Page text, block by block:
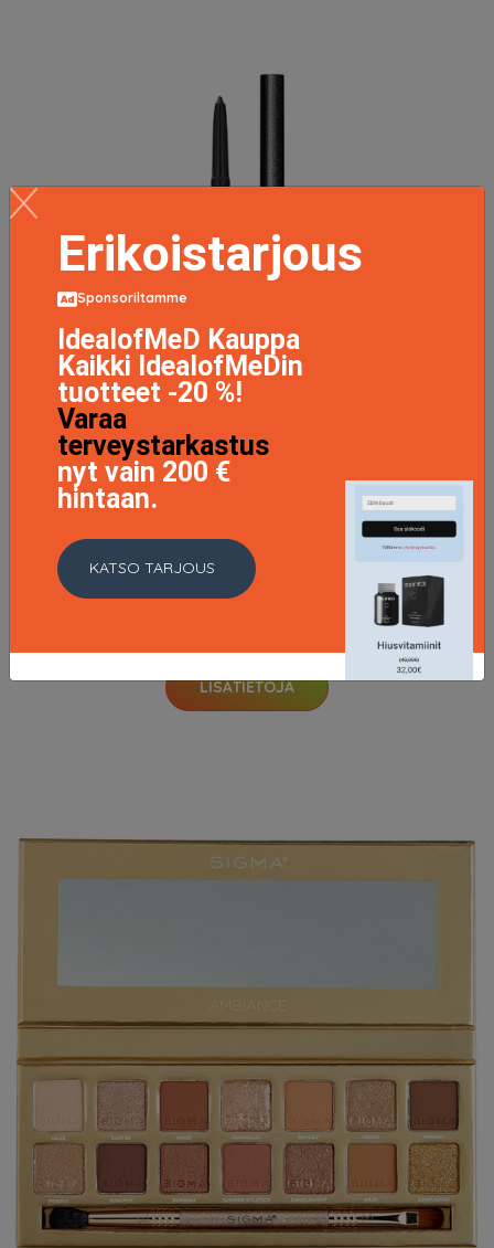
Le Stylo Waterproof, Lancôme Eyeliner
LISÄTIETOJA
Erikoistarjous
Sponsoriltamme
IdealofMeD Kauppa
Kaikki IdealofMeDin
tuotteet -20 %!
Varaa
terveystarkastus
nyt vain 200 €
hintaan.
KATSO TARJOUS